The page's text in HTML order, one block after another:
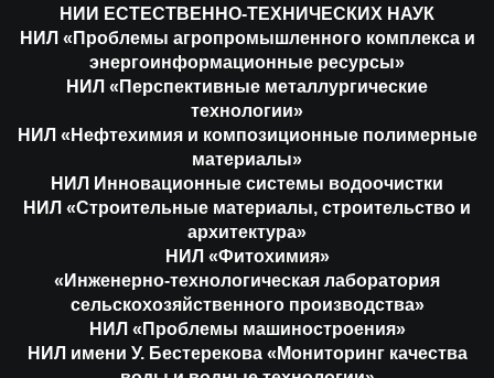
НИИ ЕСТЕСТВЕННО-ТЕХНИЧЕСКИХ НАУК
НИЛ «Проблемы агропромышленного комплекса и
энергоинформационные ресурсы»
НИЛ «Перспективные металлургические
технологии»
НИЛ «Нефтехимия и композиционные полимерные
материалы»
НИЛ Инновационные системы водоочистки
НИЛ «Строительные материалы, строительство и
архитектура»
НИЛ «Фитохимия»
«Инженерно-технологическая лаборатория
сельскохозяйственного производства»
НИЛ «Проблемы машиностроения»
НИЛ имени У. Бестерекова «Мониторинг качества